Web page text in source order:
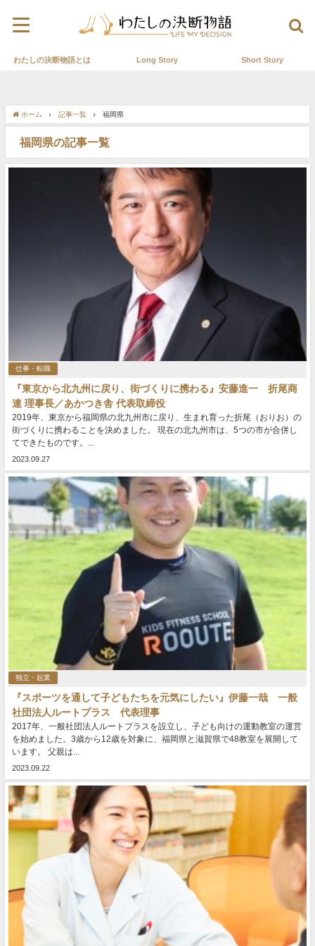
わたしの決断物語とは Long Story Short Story
ホーム 記事一覧 福岡県
福岡県の記事一覧
仕事・転職
『東京から北九州に戻り、街づくりに携わる』安藤進一 折尾商
連 理事長／あかつき舎 代表取締役
2019年、東京から福岡県の北九州市に戻り、生まれ育った折尾（おりお）の
街づくりに携わることを決めました。 現在の北九州市は、5つの市が合併し
てできたものです。...
2023.09.27
独立・起業
『スポーツを通して子どもたちを元気にしたい』伊藤一哉 一般
社団法人ルートプラス 代表理事
2017年、一般社団法人ルートプラスを設立し、子ども向けの運動教室の運営
を始めました。3歳から12歳を対象に、福岡県と滋賀県で48教室を展開して
います。 父親は...
2023.09.22